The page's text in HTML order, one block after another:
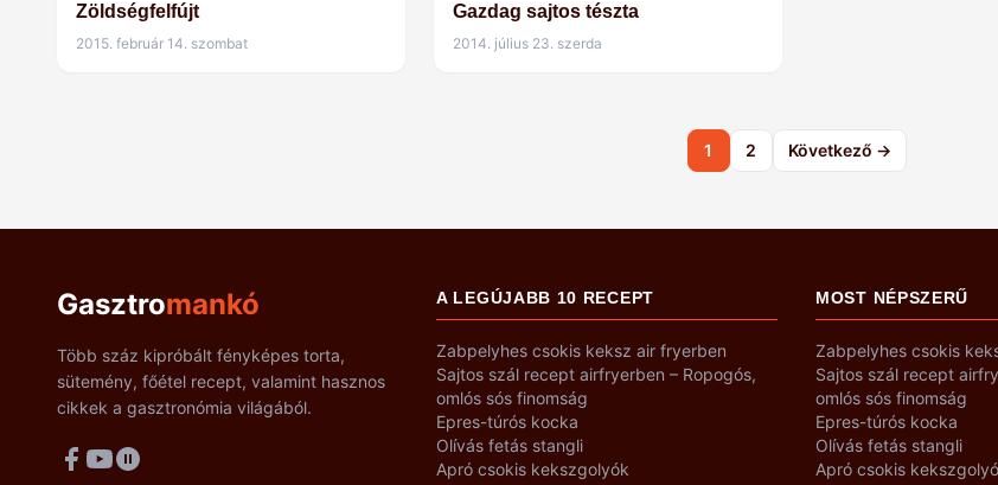
Zöldségfelfújt
2015. február 14. szombat
Gazdag sajtos tészta
2014. július 23. szerda
1 2 Következő →
Gasztromankó
Több száz kipróbált fényképes torta,
sütemény, főétel recept, valamint hasznos
cikkek a gasztronómia világából.
A LEGÚJABB 10 RECEPT
Zabpelyhes csokis keksz air fryerben
Sajtos szál recept airfryerben – Ropogós,
omlós sós finomság
Epres-túrós kocka
Olívás fetás stangli
Apró csokis kekszgolyók
MOST NÉPSZERŰ
Zabpelyhes csokis
Sajtos szál recept
omlós sós finomság
Epres-túrós kocka
Olívás fetás stangli
Apró csokis